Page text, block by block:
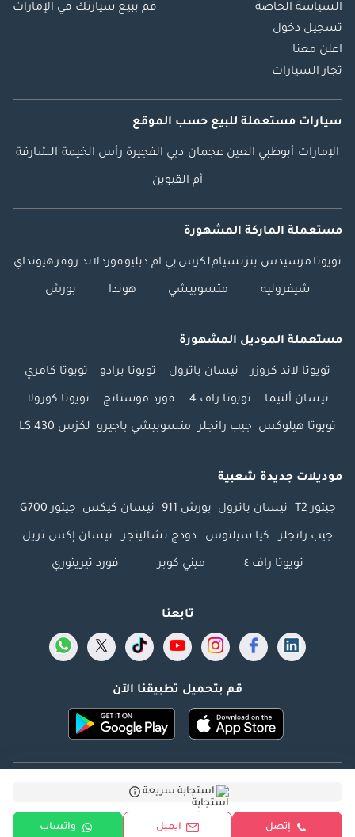
استجابة سريعة
إتصل ايميل واتساب
السياسة الخاصة
تسجيل دخول
اعلن معنا
تجار السيارات
قم ببيع سيارتك في الإمارات
سيارات مستعملة للبيع حسب الموقع
الإمارات أبوظبي العين عجمان دبي الفجيرة رأس الخيمة الشارقة
أم القيوين
مستعملة الماركة المشهورة
تويوتا مرسيدس بنزنسياملكزس بي ام دبليوفوردلاند روفرهيونداي
شيفروليه متسوبيشي هوندا بورش
مستعملة الموديل المشهورة
تويوتا لاند كروزر نيسان باترول تويوتا برادو تويوتا كامري
نيسان ألتيما تويوتا راف 4 فورد موستانج تويوتا كورولا
تويوتا هيلوكس جيب رانجلر متسوبيشي باجيرو لكزس LS 430
موديلات جديدة شعبية
جيتور T2 نيسان باترول بورش 911 نيسان كيكس جيتور G700
جيب رانجلر كيا سيلتوس دودج تشالينجر نيسان إكس تريل
تويوتا راف ٤ ميني كوبر فورد تيريتوري
تابعنا
قم بتحميل تطبيقنا الآن
Dubicars.com @ 2026. جميع الحقوق محفوظة.
العنوان: 2114 ، برج شذى ، المدينة الإعلامية ، دبي ، الإمارات